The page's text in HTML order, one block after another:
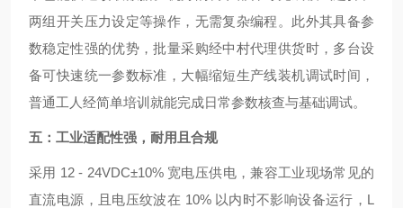
两组开关压力设定等操作，无需复杂编程。此外其具备参
数稳定性强的优势，批量采购经中村代理供货时，多台设
备可快速统一参数标准，大幅缩短生产线装机调试时间，
普通工人经简单培训就能完成日常参数核查与基础调试。
五：工业适配性强，耐用且合规
采用 12 - 24VDC±10% 宽电压供电，兼容工业现场常见的
直流电源，且电压纹波在 10% 以内时不影响设备运行，L